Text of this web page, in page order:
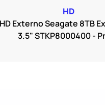
HD
HD Externo Seagate 8TB
3.5" STKP8000400 -